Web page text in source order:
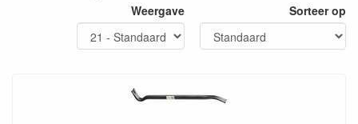
Weergave Sorteer op